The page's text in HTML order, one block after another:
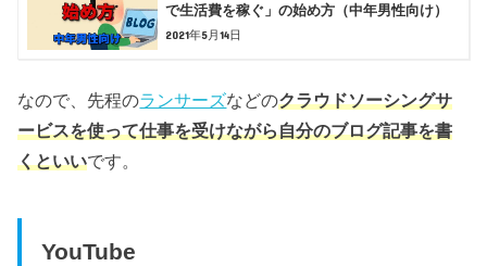
で生活費を稼ぐ」の始め方（中年男性向け）
2021年5月14日
なので、先程のランサーズなどのクラウドソーシングサ
ービスを使って仕事を受けながら自分のブログ記事を書
くといいです。
YouTube